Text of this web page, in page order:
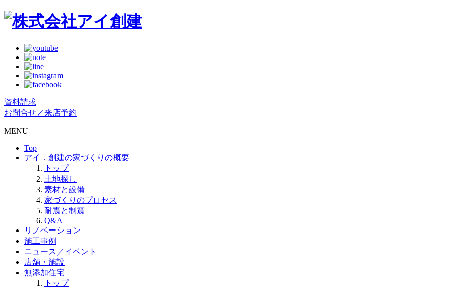
資料請求
お問合せ／来店予約
MENU
Top
アイ．創建の家づくりの概要
トップ
土地探し
素材と設備
家づくりのプロセス
耐震と制震
Q&A
リノベーション
施工事例
ニュース／イベント
店舗・施設
無添加住宅
トップ